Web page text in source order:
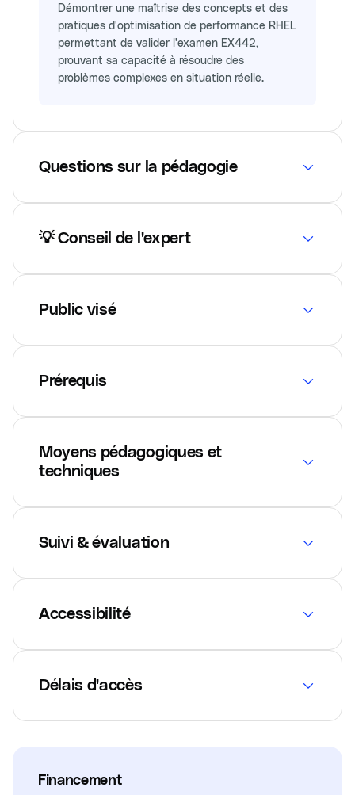
Démontrer une maîtrise des concepts et des
pratiques d'optimisation de performance RHEL
permettant de valider l'examen EX442,
prouvant sa capacité à résoudre des
problèmes complexes en situation réelle.
Questions sur la pédagogie
💡 Conseil de l'expert
Public visé
Prérequis
Moyens pédagogiques et
techniques
Suivi & évaluation
Accessibilité
Délais d'accès
Financement